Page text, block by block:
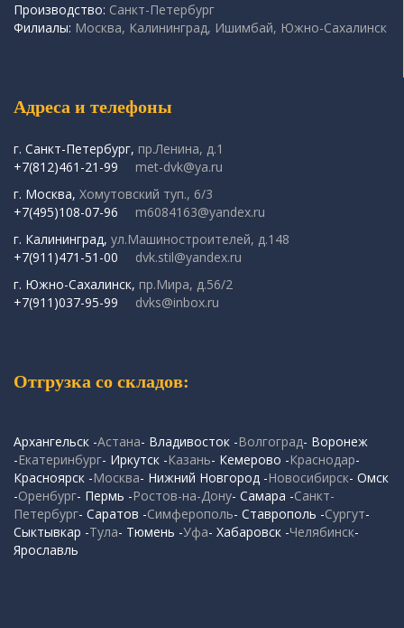
Производство: Санкт-Петербург
Филиалы: Москва, Калининград, Ишимбай, Южно-Сахалинск
Адреса и телефоны
г. Санкт-Петербург, пр.Ленина, д.1
+7(812)461-21-99
met-dvk@ya.ru
г. Москва, Хомутовский туп., 6/3
+7(495)108-07-96
m6084163@yandex.ru
г. Калининград, ул.Машиностроителей, д.148
+7(911)471-51-00
dvk.stil@yandex.ru
г. Южно-Сахалинск, пр.Мира, д.56/2
+7(911)037-95-99
dvks@inbox.ru
Отгрузка со складов:
Архангельск -Астана- Владивосток -Волгоград- Воронеж
-Екатеринбург- Иркутск -Казань- Кемерово -Краснодар-
Красноярск -Москва- Нижний Новгород -Новосибирск- Омск
-Оренбург- Пермь -Ростов-на-Дону- Самара -Санкт-
Петербург- Саратов -Симферополь- Ставрополь -Сургут-
Сыктывкар -Тула- Тюмень -Уфа- Хабаровск -Челябинск-
Ярославль